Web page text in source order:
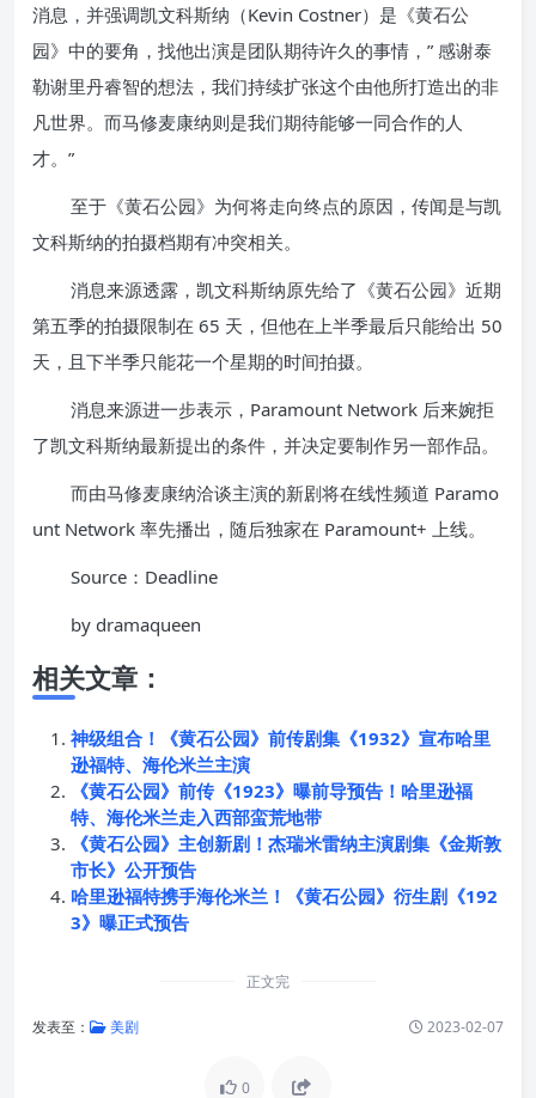
消息，并强调凯文科斯纳（Kevin Costner）是《黄石公
园》中的要角，找他出演是团队期待许久的事情，” 感谢泰
勒谢里丹睿智的想法，我们持续扩张这个由他所打造出的非
凡世界。而马修麦康纳则是我们期待能够一同合作的人
才。”
至于《黄石公园》为何将走向终点的原因，传闻是与凯
文科斯纳的拍摄档期有冲突相关。
消息来源透露，凯文科斯纳原先给了《黄石公园》近期
第五季的拍摄限制在 65 天，但他在上半季最后只能给出 50
天，且下半季只能花一个星期的时间拍摄。
消息来源进一步表示，Paramount Network 后来婉拒
了凯文科斯纳最新提出的条件，并决定要制作另一部作品。
而由马修麦康纳洽谈主演的新剧将在线性频道 Paramo
unt Network 率先播出，随后独家在 Paramount+ 上线。
Source：Deadline
by dramaqueen
相关文章：
神级组合！《黄石公园》前传剧集《1932》宣布哈里
逊福特、海伦米兰主演
《黄石公园》前传《1923》曝前导预告！哈里逊福
特、海伦米兰走入西部蛮荒地带
《黄石公园》主创新剧！杰瑞米雷纳主演剧集《金斯敦
市长》公开预告
哈里逊福特携手海伦米兰！《黄石公园》衍生剧《192
3》曝正式预告
正文完
发表至： 美剧 2023-02-07
0